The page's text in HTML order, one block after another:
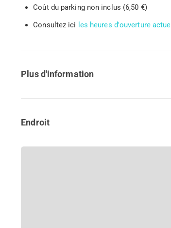
Coût du parking non inclus (6,50 €)
Consultez ici les heures d'ouverture
Plus d'information
Endroit